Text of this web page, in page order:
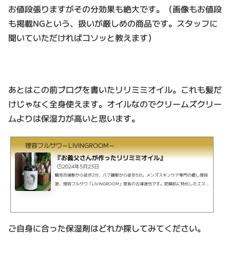
お値段張りますがその分効果も絶大です。（画像もお値段
も掲載NGという、扱いが厳しめの商品です。スタッフに
聞いていただければコソッと教えます）
あとはこの前ブログを書いたリリミミオイル。これも髪だ
けじゃなく全身使えます。オイルなのでクリームズクリー
ムよりは保湿力が高いと思います。
理容フルサワ～LIVINGROOM～
『お義父さんが作ったリリミミオイル』
🕒️2024年5月23日
鶴見市場駅から徒歩2分、八丁畷駅から徒歩5分。メンズスキンケア専門の癒し理容
室、理容フルサワ「LIVINGROOM」室長の古澤達也です。乾燥肌に特化したエス
た。こちら、知り合いで戦国武将みたいな名前の凄腕美容師 柴田...
ご自身に合った保湿剤はどれか探してみてください。